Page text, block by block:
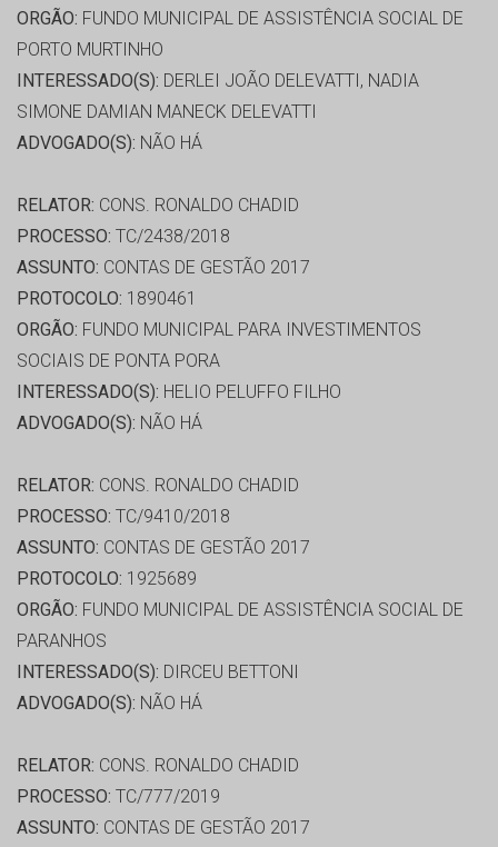
ORGÃO: FUNDO MUNICIPAL DE ASSISTÊNCIA SOCIAL DE
PORTO MURTINHO
INTERESSADO(S): DERLEI JOÃO DELEVATTI, NADIA
SIMONE DAMIAN MANECK DELEVATTI
ADVOGADO(S): NÃO HÁ
RELATOR: CONS. RONALDO CHADID
PROCESSO: TC/2438/2018
ASSUNTO: CONTAS DE GESTÃO 2017
PROTOCOLO: 1890461
ORGÃO: FUNDO MUNICIPAL PARA INVESTIMENTOS
SOCIAIS DE PONTA PORA
INTERESSADO(S): HELIO PELUFFO FILHO
ADVOGADO(S): NÃO HÁ
RELATOR: CONS. RONALDO CHADID
PROCESSO: TC/9410/2018
ASSUNTO: CONTAS DE GESTÃO 2017
PROTOCOLO: 1925689
ORGÃO: FUNDO MUNICIPAL DE ASSISTÊNCIA SOCIAL DE
PARANHOS
INTERESSADO(S): DIRCEU BETTONI
ADVOGADO(S): NÃO HÁ
RELATOR: CONS. RONALDO CHADID
PROCESSO: TC/777/2019
ASSUNTO: CONTAS DE GESTÃO 2017